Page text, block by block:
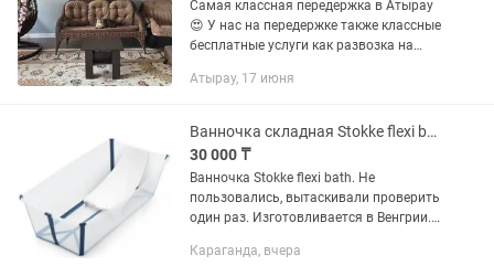
Самая классная передержка в Атырау
😍 У нас на передержке также классные
бесплатные услуги как развозка на
terano),купание,жидкий корм,Подарки
Атырау, 17 июня
Ванночка складная Stokke flexi bath
30 000 ₸
Ванночка Stokke flexi bath. Не
пользовались, вытаскивали проверить
один раз. Изготовливается в Венгрии.
Размеры есть на фото, если со стойкой
Караганда, вчера